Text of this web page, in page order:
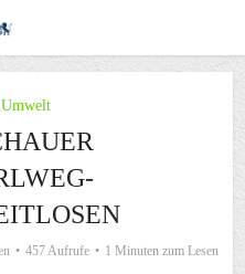
457 Aufrufe 1 Minuten zum Lesen